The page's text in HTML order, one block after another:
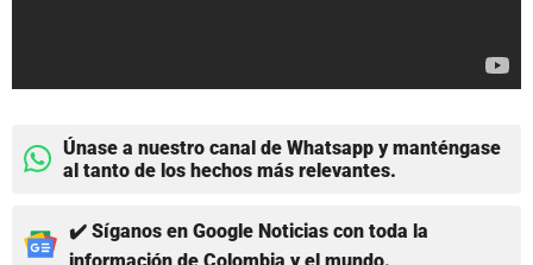
Únase a nuestro canal de Whatsapp y manténgase
al tanto de los hechos más relevantes.
✔️ Síganos en Google Noticias con toda la